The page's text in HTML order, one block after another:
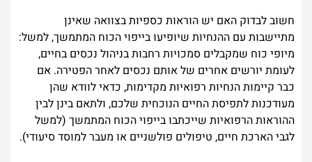
חשוב לבדוק האם יש הוראות כספיות בצוואה שאינן
מתיישבות עם ההנחיות שיופיעו בייפוי הכוח המתמשך, למשל:
מיופי כוח שמקבלים סמכויות רחבות בניהול נכסים בחיים,
לעומת יורשים אחרים של אותם נכסים לאחר הפטירה. אם
כבר קיימות הנחיות רפואיות מקדימות, כדאי לוודא שהן
מעודכנות לתפיסת החיים הנוכחית שלכם, ולתאם בינן לבין
ההוראות הרפואיות שייכתבו בייפוי הכוח המתמשך (למשל
לגבי הארכת חיים, טיפולים פולשניים או מעבר למוסד סיעודי).